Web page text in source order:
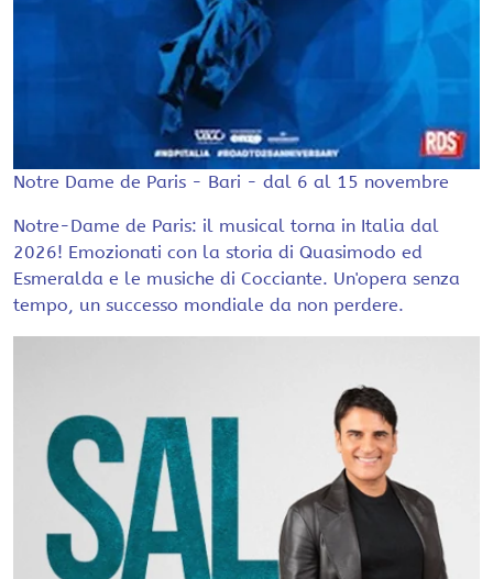
Notre Dame de Paris - Bari - dal 6 al 15 novembre
Notre-Dame de Paris: il musical torna in Italia dal
2026! Emozionati con la storia di Quasimodo ed
Esmeralda e le musiche di Cocciante. Un'opera senza
tempo, un successo mondiale da non perdere.